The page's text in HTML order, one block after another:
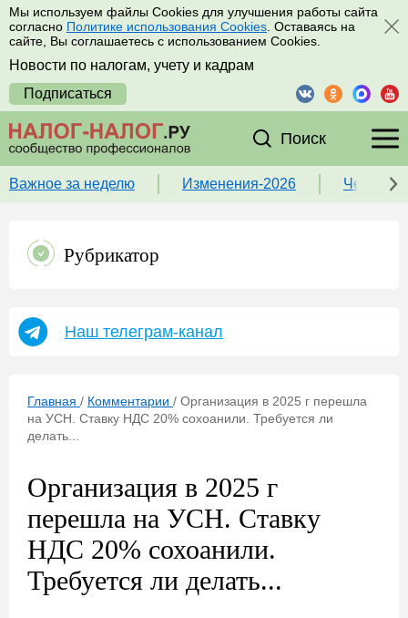
Мы используем файлы Cookies для улучшения работы сайта
согласно Политике использования Cookies . Оставаясь на
сайте, Вы соглашаетесь с использованием Cookies.
Новости по налогам, учету и кадрам
Подписаться
Поиск
Важное за неделю Изменения-2026 Чек-
Рубрикатор
Наш телеграм-канал
Главная / Комментарии / Организация в 2025 г перешла
на УСН. Ставку НДС 20% сохоанили. Требуется ли
делать...
Организация в 2025 г
перешла на УСН. Ставку
НДС 20% сохоанили.
Требуется ли делать...